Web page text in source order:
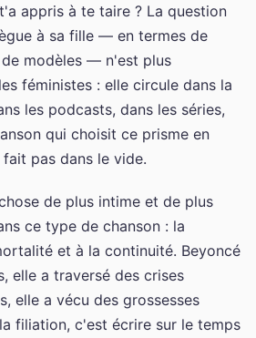
appris à te taire ? La question
à sa fille — en termes de
modèles — n'est plus
féministes : elle circule dans la
les podcasts, dans les séries,
qui choisit ce prisme en
pas dans le vide.
de plus intime et de plus
ce type de chanson : la
et à la continuité. Beyoncé
elle a traversé des crises
elle a vécu des grossesses
filiation, c'est écrire sur le temps